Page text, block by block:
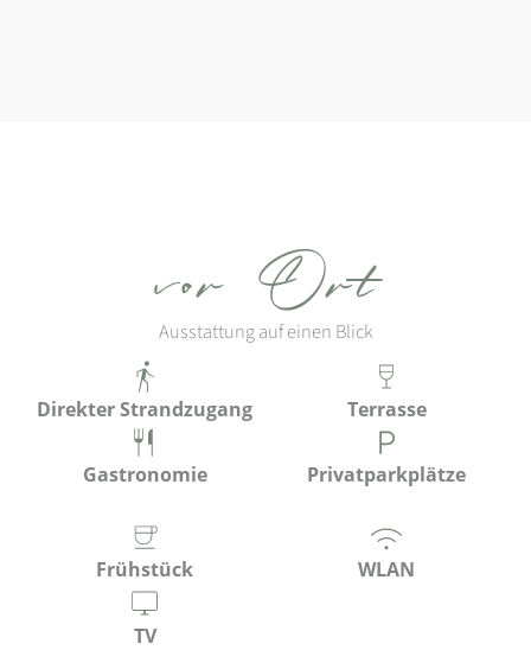
vor Ort
Ausstattung auf einen Blick
Direkter Strandzugang Terrasse
Gastronomie Privatparkplätze
Frühstück WLAN
TV